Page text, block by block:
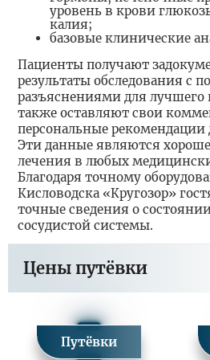
уровень в крови
калия;
базовые клинические
Пациенты получают
результаты обследования с
разъяснениями для
также оставляют свои
персональные рекомендации
Эти данные являются
лечения в любых
Благодаря точному
Кисловодска «Кругозор»
точные сведения о
сосудистой системы.
Цены путёвки
Заезд в периоде
Путёвки